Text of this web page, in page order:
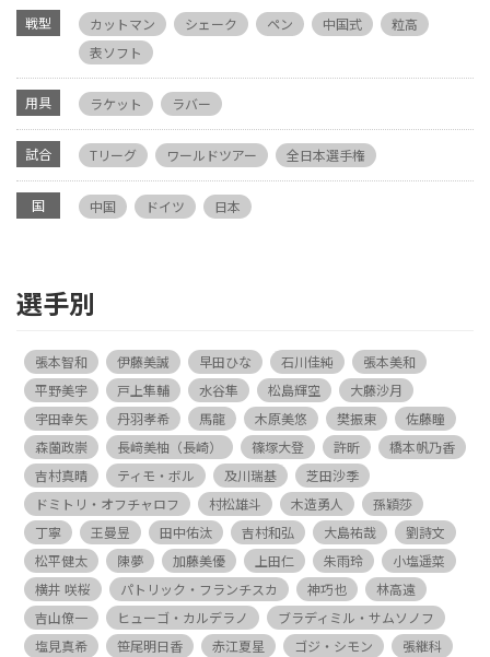
戦型 カットマン シェーク ペン 中国式
粒高
表ソフト
用具 ラケット ラバー
試合 Tリーグ ワールドツアー 全日本選手権
国 中国 ドイツ 日本
選手別
張本智和 伊藤美誠 早田ひな 石川佳純
張本美和
平野美宇
戸上隼輔 水谷隼 松島輝空
大藤沙月
宇田幸矢
丹羽孝希 馬龍 木原美悠 樊振東
佐藤瞳
森薗政崇
長﨑美柚（長崎） 篠塚大登 許昕
橋本帆乃香
吉村真晴
ティモ・ボル 及川瑞基
芝田沙季
ドミトリ・オフチャロフ
村松雄斗 木造勇人
孫穎莎
丁寧
王曼昱 田中佑汰 吉村和弘 大島祐哉
劉詩文
松平健太
陳夢 加藤美優 上田仁 朱雨玲
小塩遥菜
横井 咲桜
パトリック・フランチスカ 神巧也
林高遠
吉山僚一
ヒューゴ・カルデラノ
ブラディミル・サムソノフ
塩見真希
笹尾明日香 赤江夏星 ゴジ・シモン
張継科